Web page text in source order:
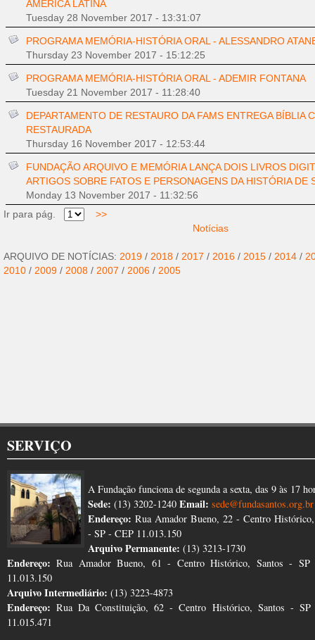
AMÉRICA LATINA
Tuesday 28 November 2017 - 13:31:07
PROGRAMA MEMÓRIA-HISTÓRIA ORAL - ALESSANDRO
Thursday 23 November 2017 - 15:12:25
PROGRAMA MEMÓRIA-HISTÓRIA ORAL - ADEMIR FONTANA
Tuesday 21 November 2017 - 11:28:40
DEPARTAMENTO DE RESTAURO DA FAMS ENTREGA BÍBLIA
RESTAURADA
Thursday 16 November 2017 - 12:53:44
FUNDAÇÃO ARQUIVO E MEMÓRIA LANÇA DOIS LIVROS
ARTIGOS SOBRE FATOS E PERSONAGENS DA HISTÓRIA DE
Monday 13 November 2017 - 11:32:56
Ir para pág.
>>
Notícias
ARQUIVO DE NOTÍCIAS: 2019 / 2018 / 2017 / 2016 / 2015 / 2014 /
2010 / 2009 / 2008 / 2007 / 2006 / 2005
SERVIÇO
A Fundação funciona de segunda a sexta, das 9 às 17
Sede: (13) 3202-1240 Email: sede@fundasantos.org.br
Endereço: Rua Amador Bueno, 22 - Centro
- SP - CEP 11.013.150
Arquivo Permanente: (13) 3213-1730
Endereço: Rua Amador Bueno, 61 - Centro Histórico, Santos -
11.013.150
Arquivo Intermediário: (13) 3223-4873
Endereço: Rua Da Constituição, 62 - Centro Histórico, Santos -
11.015.471